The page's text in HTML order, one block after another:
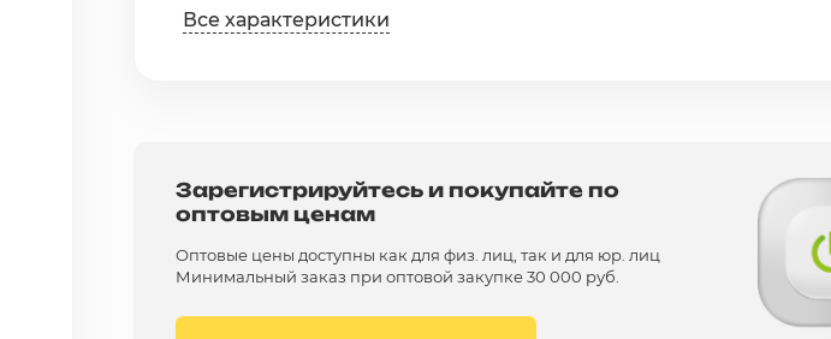
Все характеристики
Зарегистрируйтесь и покупайте по
оптовым ценам
Оптовые цены доступны как для физ. лиц, так и для юр. лиц
Минимальный заказ при оптовой закупке 30 000 руб.